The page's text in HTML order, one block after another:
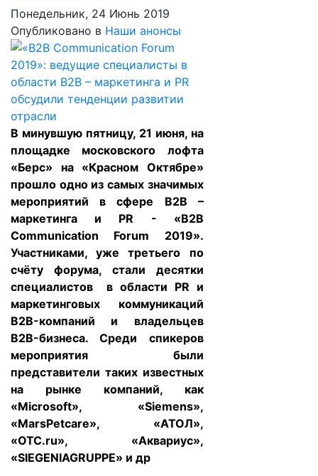
Понедельник, 24 Июнь 2019
Опубликовано в Наши анонсы
В минувшую пятницу, 21 июня, на
площадке московского лофта
«Берс» на «Красном Октябре»
прошло одно из самых значимых
мероприятий в сфере B2B –
маркетинга и PR - «B2B
Communication Forum 2019».
Участниками, уже третьего по
счёту форума, стали десятки
специалистов в области PR и
маркетинговых коммуникаций
B2B-компаний и владельцев
B2B-бизнеса. Среди спикеров
мероприятия были
представители таких известных
на рынке компаний, как
«Microsoft», «Siemens»,
«MarsPetcare», «АТОЛ»,
«OTC.ru», «Аквариус»,
«SIEGENIAGRUPPE» и др